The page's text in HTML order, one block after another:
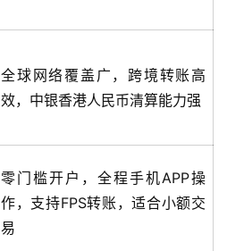
全球网络覆盖广，跨境转账高
效，中银香港人民币清算能力强
零门槛开户，全程手机APP操
作，支持FPS转账，适合小额交
易